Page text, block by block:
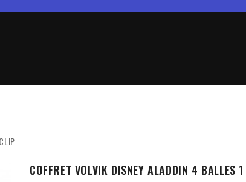
COFFRET VOLVIK DISNEY ALADDIN 4 BALLES